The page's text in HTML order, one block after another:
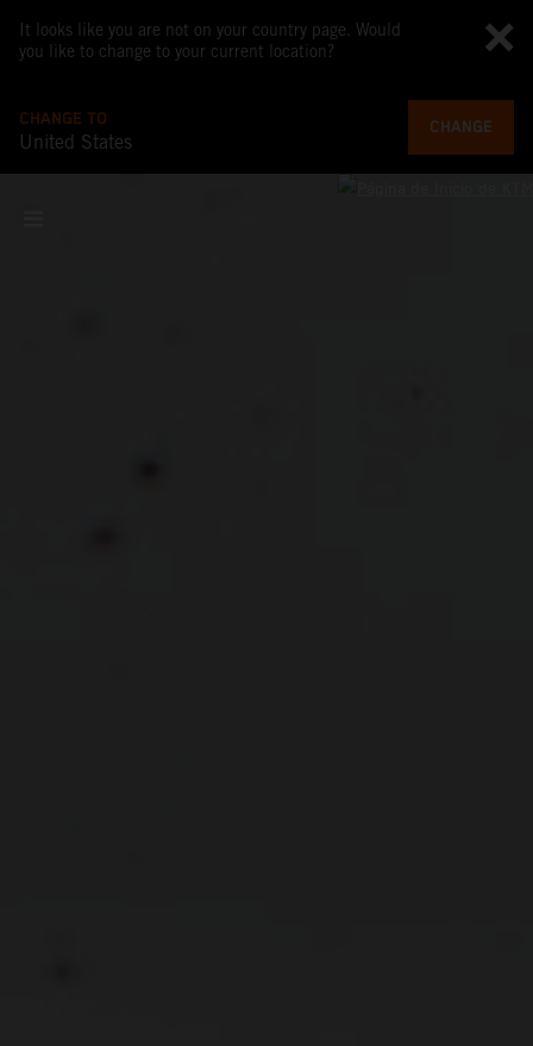
It looks like you are not on your country page. Would
you like to change to your current location?
CHANGE TO
United States
CHANGE